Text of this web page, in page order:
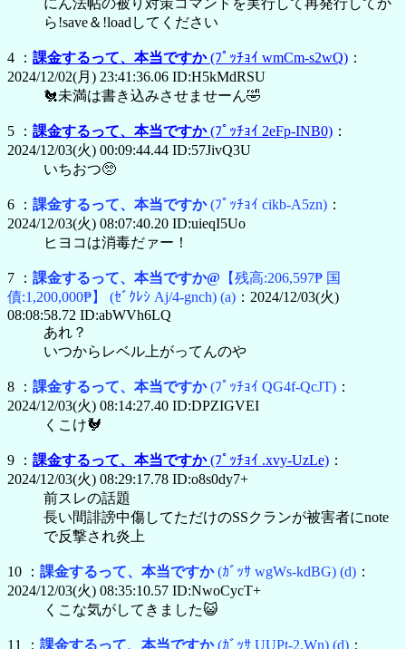
にん法帖の被り対策コマンドを実行して再発行してか
ら!save＆!loadしてください
4 ： 課金するって、本当ですか(ﾌﾟｯﾁｮｲ wmCm-s2wQ) ：
2024/12/02(月) 23:41:36.06 ID:H5kMdRSU
🐔未満は書き込みさせませーん🤣
5 ： 課金するって、本当ですか(ﾌﾟｯﾁｮｲ 2eFp-INB0) ：
2024/12/03(火) 00:09:44.44 ID:57JivQ3U
いちおつ🥺
6 ： 課金するって、本当ですか(ﾌﾟｯﾁｮｲ cikb-A5zn) ：
2024/12/03(火) 08:07:40.20 ID:uieqI5Uo
ヒヨコは消毒だァー！
7 ： 課金するって、本当ですか@ 【残高:206,597₱ 国
債:1,200,000₱】
(ｾﾞｸﾚｼ Aj/4-gnch) (a) ：2024/12/03(火)
08:08:58.72 ID:abWVh6LQ
あれ？
いつからレベル上がってんのや
8 ： 課金するって、本当ですか(ﾌﾟｯﾁｮｲ QG4f-QcJT) ：
2024/12/03(火) 08:14:27.40 ID:DPZIGVEI
くこけ🐓
9 ： 課金するって、本当ですか(ﾌﾟｯﾁｮｲ .xvy-UzLe) ：
2024/12/03(火) 08:29:17.78 ID:o8s0dy7+
前スレの話題
長い間誹謗中傷してただけのSSクランが被害者にnote
で反撃され炎上
10 ： 課金するって、本当ですか(ｶﾞｯｻ wgWs-kdBG) (d) ：
2024/12/03(火) 08:35:10.57 ID:NwoCycT+
くこな気がしてきました😺
11 ： 課金するって、本当ですか(ｶﾞｯｻ UUPt-2.Wn) (d) ：